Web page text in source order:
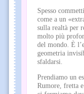
Spesso
come a un
sulla realtà per
molto più
del mondo. È
geometria
sfaldarsi.
Prendiamo un
Rumore, fretta